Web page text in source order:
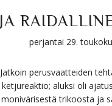
perjantai 29.
Jatkoin perusvaatteiden
aluksi oli
trikoosta ja